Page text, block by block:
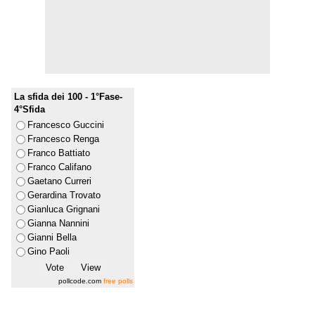
La sfida dei 100 - 1°Fase-
4°Sfida
Francesco Guccini
Francesco Renga
Franco Battiato
Franco Califano
Gaetano Curreri
Gerardina Trovato
Gianluca Grignani
Gianna Nannini
Gianni Bella
Gino Paoli
pollcode.com free polls